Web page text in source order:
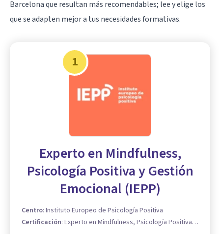
Barcelona que resultan más recomendables; lee y elige los
que se adapten mejor a tus necesidades formativas.
1
Experto en Mindfulness,
Psicología Positiva y Gestión
Emocional (IEPP)
Centro: Instituto Europeo de Psicología Positiva
Certificación: Experto en Mindfulness, Psicología Positiva y